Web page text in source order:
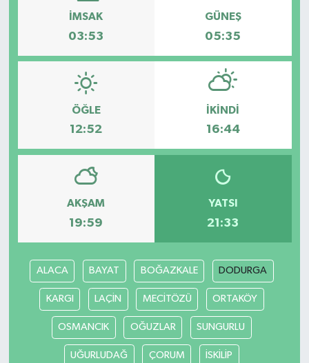
İMSAK
03:53
GÜNEŞ
05:35
ÖĞLE
12:52
İKINDI
16:44
AKŞAM
19:59
YATSI
21:33
ALACA BAYAT BOĞAZKALE DODURGA
KARGI LAÇİN MECİTÖZÜ ORTAKÖY
OSMANCIK OĞUZLAR SUNGURLU
UĞURLUDAĞ ÇORUM İSKİLİP